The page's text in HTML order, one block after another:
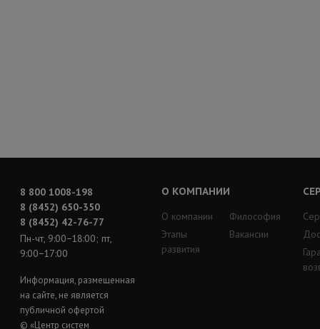
8 800 1008-198
8 (8452) 650-350
8 (8452) 42-76-77
Пн-чт, 9:00−18:00; пт,
9:00−17:00
Информация, размещенная
на сайте, не является
публичной офертой
© «Центр систем
О КОМПАНИИ
О компании
Этапы
развития
Философия
Вакансии